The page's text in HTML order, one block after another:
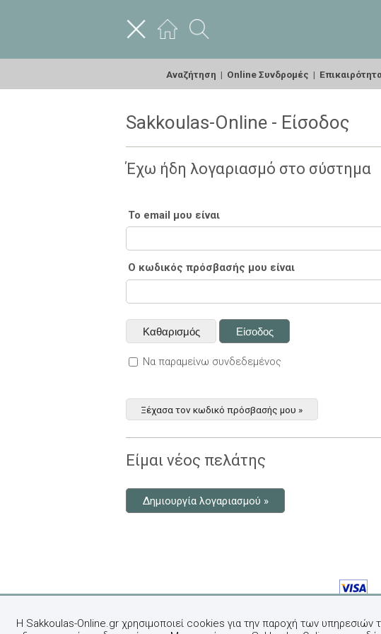
Αναζήτηση | Online Συνδρομές |
Sakkoulas-Online - Είσοδος
Έχω ήδη λογαριασμό στο σύστημα
Το email μου είναι
Ο κωδικός πρόσβασής μου είναι
Να παραμείνω συνδεδεμένος
Ξέχασα τον κωδικό πρόσβασής μου »
Είμαι νέος πελάτης
Δημιουργία λογαριασμού »
Η Sakkoulas-Online.gr χρησιμοποιεί cookies για την παροχή των υπηρεσιών